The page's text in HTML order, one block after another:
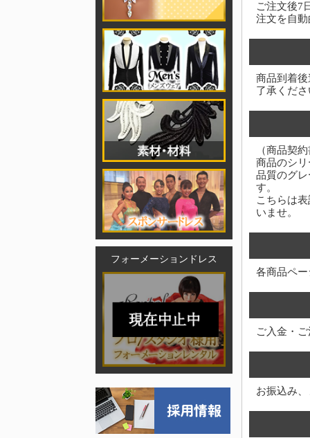
フォーメーションドレス
ご注文後7
注文を自
商品到着
了承くだ
（商品契
商品のシ
品質のグ
す。
こちらは
いませ。
各商品ペ
ご入金・
お振込み